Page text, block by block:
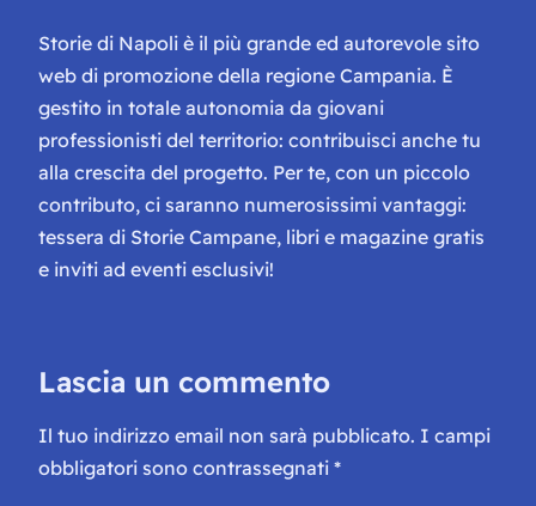
Storie di Napoli è il più grande ed autorevole sito
web di promozione della regione Campania. È
gestito in totale autonomia da giovani
professionisti del territorio: contribuisci anche tu
alla crescita del progetto. Per te, con un piccolo
contributo, ci saranno numerosissimi vantaggi:
tessera di Storie Campane, libri e magazine gratis
e inviti ad eventi esclusivi!
Lascia un commento
Il tuo indirizzo email non sarà pubblicato. I campi
obbligatori sono contrassegnati *